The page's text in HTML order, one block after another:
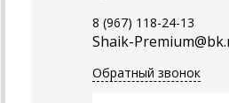
8 (967) 118-24-13
Shaik-
Обратный звонок